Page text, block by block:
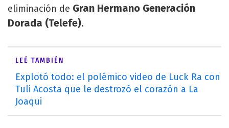
eliminación de Gran Hermano Generación
Dorada (Telefe).
LEÉ TAMBIÉN
Explotó todo: el polémico video de Luck Ra con
Tuli Acosta que le destrozó el corazón a La
Joaqui